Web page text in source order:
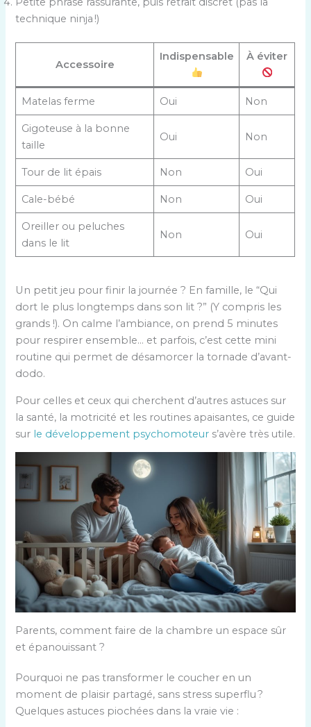
technique ninja !)
Accessoire
Indispensable À éviter
Matelas ferme Oui Non
Gigoteuse à la bonne
taille
Oui Non
Tour de lit épais Non Oui
Cale-bébé Non Oui
Oreiller ou peluches
dans le lit
Non Oui
Un petit jeu pour finir la journée ? En famille, le “Qui
dort le plus longtemps dans son lit ?” (Y compris les
grands !). On calme l’ambiance, on prend 5 minutes
pour respirer ensemble… et parfois, c’est cette mini
routine qui permet de désamorcer la tornade d’avant-
dodo.
Pour celles et ceux qui cherchent d’autres astuces sur
la santé, la motricité et les routines apaisantes, ce guide
sur le développement psychomoteur s’avère très utile.
Parents, comment faire de la chambre un espace sûr
et épanouissant ?
Pourquoi ne pas transformer le coucher en un
moment de plaisir partagé, sans stress superflu ?
Quelques astuces piochées dans la vraie vie :